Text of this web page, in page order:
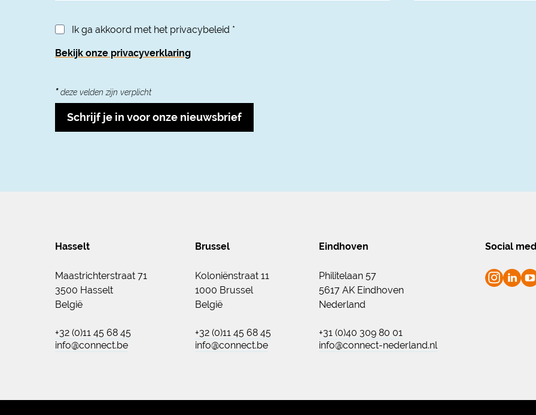
Ik ga akkoord met het privacybeleid *
Bekijk onze privacyverklaring
*deze velden zijn verplicht
Schrijf je in voor onze nieuwsbrief
Hasselt
Maastrichterstraat 71
3500 Hasselt
België
+32 (0)11 45 68 45
info@connect.be
Brussel
Koloniënstraat 11
1000 Brussel
België
+32 (0)11 45 68 45
info@connect.be
Eindhoven
Philitelaan 57
5617 AK Eindhoven
Nederland
+31 (0)40 309 80 01
info@connect-nederland.nl
Social